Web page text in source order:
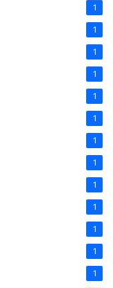
1
1
1
1
1
1
1
1
1
1
1
1
1